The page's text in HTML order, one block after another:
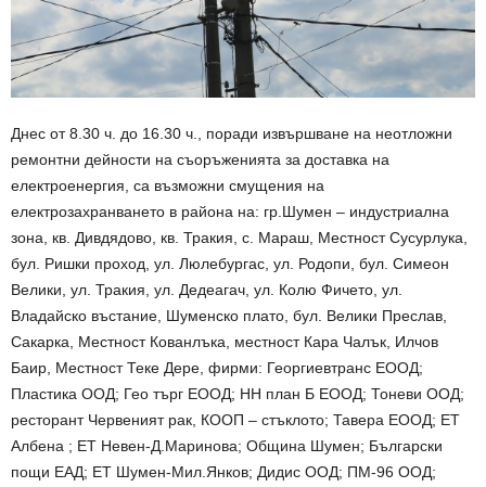
Днес от 8.30 ч. до 16.30 ч., поради извършване на неотложни
ремонтни дейности на съоръженията за доставка на
електроенергия, са възможни смущения на
електрозахранването в района на: гр.Шумен – индустриална
зона, кв. Дивдядово, кв. Тракия, с. Мараш, Местност Сусурлука,
бул. Ришки проход, ул. Люлебургас, ул. Родопи, бул. Симеон
Велики, ул. Тракия, ул. Дедеагач, ул. Колю Фичето, ул.
Владайско въстание, Шуменско плато, бул. Велики Преслав,
Сакарка, Местност Кованлъка, местност Кара Чалък, Илчов
Баир, Местност Теке Дере, фирми: Георгиевтранс ЕООД;
Пластика ООД; Гео търг ЕООД; НН план Б ЕООД; Тоневи ООД;
ресторант Червеният рак, КООП – стъклото; Тавера ЕООД; ЕТ
Албена ; ЕТ Невен-Д.Маринова; Община Шумен; Български
пощи ЕАД; ЕТ Шумен-Мил.Янков; Дидис ООД; ПМ-96 ООД;